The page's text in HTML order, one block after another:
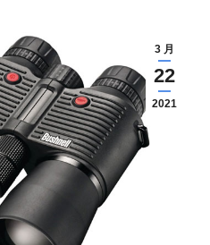
3 月
22
2021